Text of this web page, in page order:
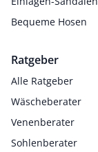
Bequeme Hosen
Ratgeber
Alle Ratgeber
Wäscheberater
Venenberater
Sohlenberater